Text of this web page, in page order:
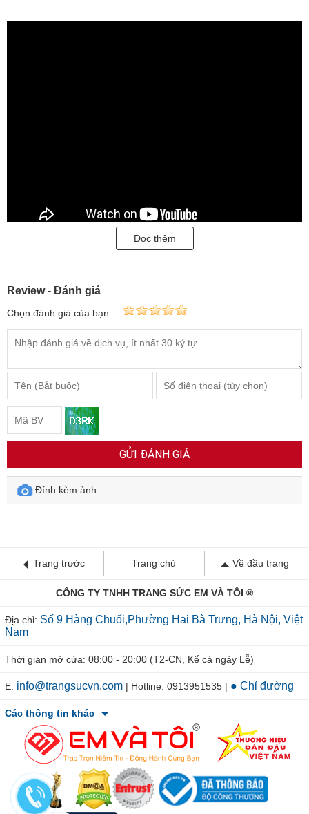
Đọc thêm
Review - Đánh giá
Chọn đánh giá của bạn
GỬI ĐÁNH GIÁ
Đính kèm ảnh
Trang trước Trang chủ Về đầu trang
CÔNG TY TNHH TRANG SỨC EM VÀ TÔI ®
Địa chỉ: Số 9 Hàng Chuối,Phường Hai Bà Trưng, Hà Nội, Việt
Nam
Thời gian mở cửa: 08:00 - 20:00 (T2-CN, Kể cả ngày Lễ)
E: info@trangsucvn.com | Hotline: 0913951535 | ● Chỉ đường
Các thông tin khác